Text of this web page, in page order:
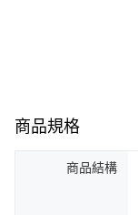
商品規格
商品結構